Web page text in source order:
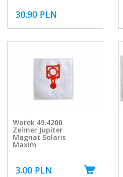
30.90 PLN
Worek 49.4200
Zelmer Jupiter
Magnat Solaris
Maxim
3.00 PLN